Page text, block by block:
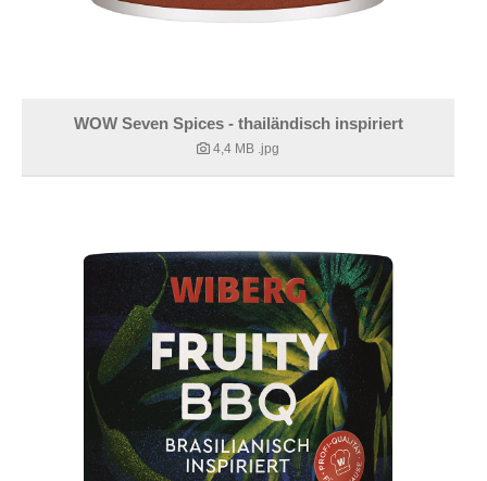
WOW Seven Spices - thailändisch inspiriert
4,4 MB .jpg